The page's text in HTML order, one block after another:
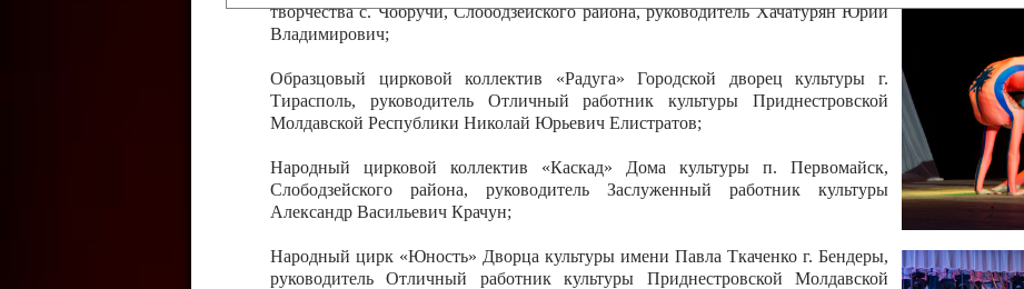
творчества с. Чобручи, Слободзейского района, руководитель Хачатурян Юрий
Владимирович;
Образцовый цирковой коллектив «Радуга» Городской дворец культуры г.
Тирасполь, руководитель Отличный работник культуры Приднестровской
Молдавской Республики Николай Юрьевич Елистратов;
Народный цирковой коллектив «Каскад» Дома культуры п. Первомайск,
Слободзейского района, руководитель Заслуженный работник культуры
Александр Васильевич Крачун;
Народный цирк «Юность» Дворца культуры имени Павла Ткаченко г. Бендеры,
руководитель Отличный работник культуры Приднестровской Молдавской